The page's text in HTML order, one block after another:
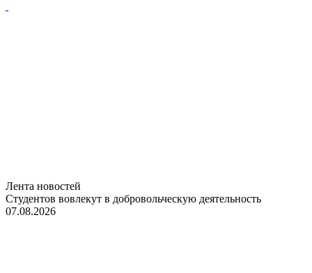
Лента новостей
Студентов вовлекут в добровольческую деятельность
07.08.2026